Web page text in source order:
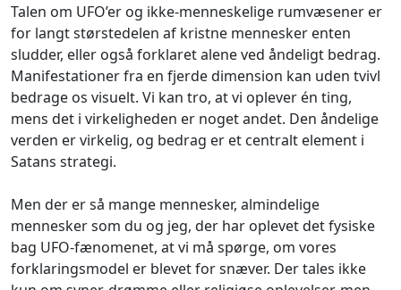
Talen om UFO’er og ikke-menneskelige rumvæsener er
for langt størstedelen af kristne mennesker enten
sludder, eller også forklaret alene ved åndeligt bedrag.
Manifestationer fra en fjerde dimension kan uden tvivl
bedrage os visuelt. Vi kan tro, at vi oplever én ting,
mens det i virkeligheden er noget andet. Den åndelige
verden er virkelig, og bedrag er et centralt element i
Satans strategi.
Men der er så mange mennesker, almindelige
mennesker som du og jeg, der har oplevet det fysiske
bag UFO-fænomenet, at vi må spørge, om vores
forklaringsmodel er blevet for snæver. Der tales ikke